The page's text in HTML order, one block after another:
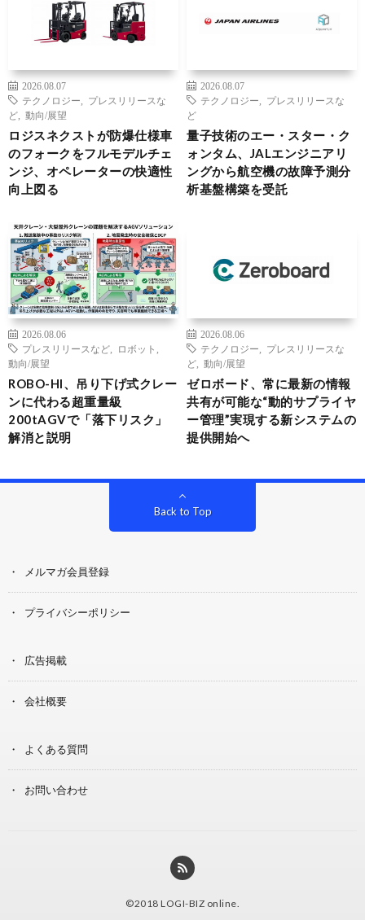
2026.08.07
テクノロジー
プレスリリースな
ど
動向/展望
ロジスネクストが防爆仕様車
のフォークをフルモデルチェ
ンジ、オペレーターの快適性
向上図る
2026.08.07
テクノロジー
プレスリリースな
ど
量子技術のエー・スター・ク
ォンタム、JALエンジニアリ
ングから航空機の故障予測分
析基盤構築を受託
2026.08.06
プレスリリースなど
ロボット
動向/展望
ROBO-HI、吊り下げ式クレー
ンに代わる超重量級
200tAGVで「落下リスク」
解消と説明
2026.08.06
テクノロジー
プレスリリースな
ど
動向/展望
ゼロボード、常に最新の情報
共有が可能な“動的サプライヤ
ー管理”実現する新システムの
提供開始へ
Back to Top
メルマガ会員登録
プライバシーポリシー
広告掲載
会社概要
よくある質問
お問い合わせ
©2018 LOGI-BIZ online